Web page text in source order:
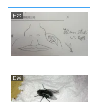
日常
日常